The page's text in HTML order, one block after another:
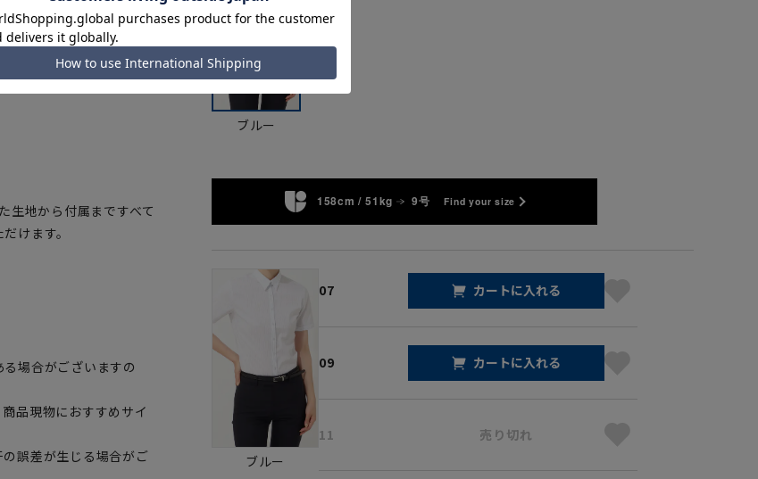
タイプのため、いつで
生地から付属まですべて
けます。
場合がございますの
品現物におすすめサイ
誤差が生じる場合がご
ブルー
158cm / 51kg 9号 Find your size
ブルー
07 カートに入れる
09 カートに入れる
11 売り切れ